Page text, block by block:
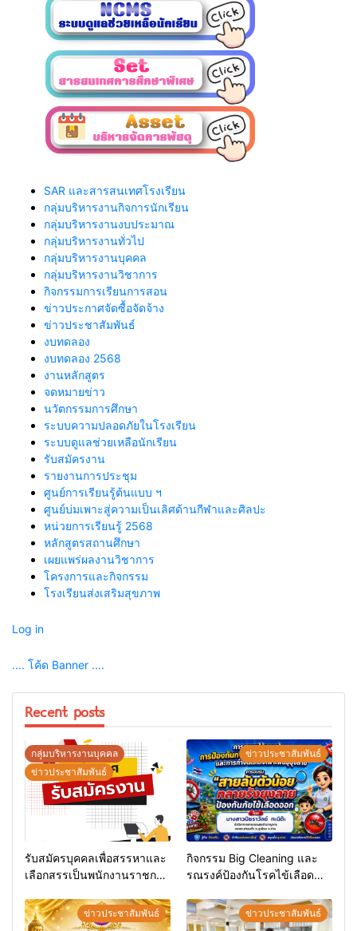
SAR และสารสนเทศโรงเรียน
กลุ่มบริหารงานกิจการนักเรียน
กลุ่มบริหารงานงบประมาณ
กลุ่มบริหารงานทั่วไป
กลุ่มบริหารงานบุคคล
กลุ่มบริหารงานวิชาการ
กิจกรรมการเรียนการสอน
ข่าวประกาศจัดซื้อจัดจ้าง
ข่าวประชาสัมพันธ์
งบทดลอง
งบทดลอง 2568
งานหลักสูตร
จดหมายข่าว
นวัตกรรมการศึกษา
ระบบความปลอดภัยในโรงเรียน
ระบบดูแลช่วยเหลือนักเรียน
รับสมัครงาน
รายงานการประชุม
ศูนย์การเรียนรู้ต้นแบบ ฯ
ศูนย์บ่มเพาะสู่ความเป็นเลิศด้านกีฬาและศิลปะ
หน่วยการเรียนรู้ 2568
หลักสูตรสถานศึกษา
เผยแพร่ผลงานวิชาการ
โครงการและกิจกรรม
โรงเรียนส่งเสริมสุขภาพ
Log in
.... โค้ด Banner ....
Recent posts
กลุ่มบริหารงานบุคคล
ข่าวประชาสัมพันธ์
รับสมัครบุคคลเพื่อสรรหาและ
เลือกสรรเป็นพนักงานราชการ
ข่าวประชาสัมพันธ์
กิจกรรม Big Cleaning และ
รณรงค์ป้องกันโรคไข้เลือด
ข่าวประชาสัมพันธ์ ข่าวประชาสัมพันธ์